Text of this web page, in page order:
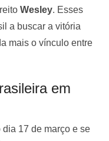
Wesley. Esses
a buscar a vitória
mais o vínculo entre
em
17 de março e se